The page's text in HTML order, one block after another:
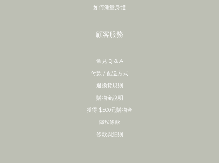
如何測量身體
顧客服務
常見 Q & A
付款 / 配送方式
退換貨規則
購物金說明
獲得 $500元購物金
隱私條款
條款與細則